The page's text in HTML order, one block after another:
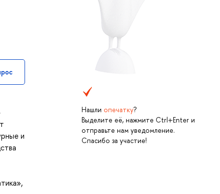
Нашли опечатку?
Выделите её, нажмите Ctrl+Enter и
отправьте нам уведомление.
Спасибо за участие!
и